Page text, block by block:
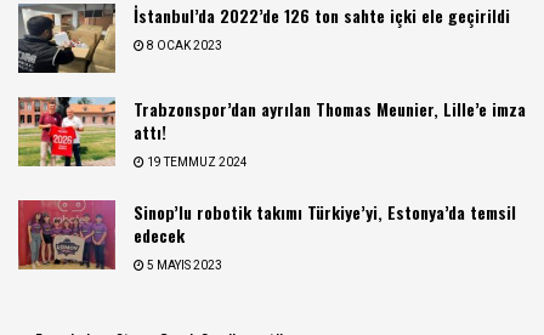
İstanbul’da 2022’de 126 ton sahte içki ele geçirildi
8 OCAK 2023
Trabzonspor’dan ayrılan Thomas Meunier, Lille’e imza
attı!
19 TEMMUZ 2024
Sinop’lu robotik takımı Türkiye’yi, Estonya’da temsil
edecek
5 MAYIS 2023